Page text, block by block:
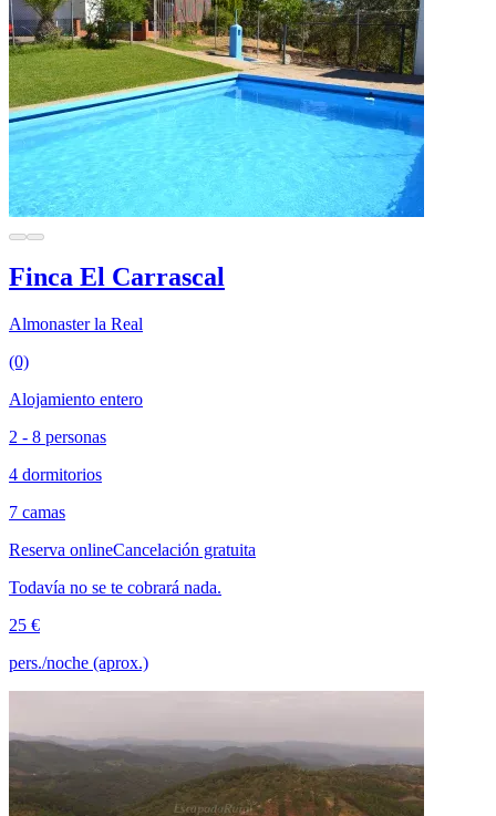
Finca El Carrascal
Almonaster la Real
(0)
Alojamiento entero
2 - 8 personas
4 dormitorios
7 camas
Reserva onlineCancelación gratuita
Todavía no se te cobrará nada.
25 €
pers./noche (aprox.)